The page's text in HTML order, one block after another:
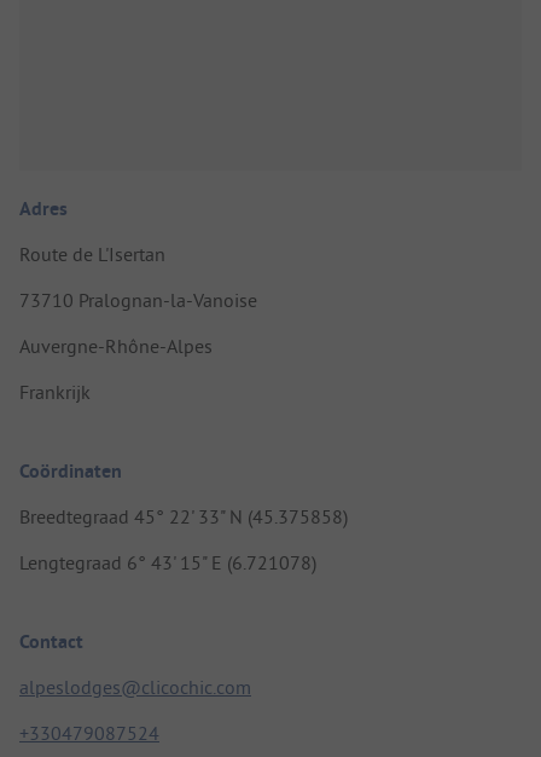
Adres
Route de L'Isertan
73710 Pralognan-la-Vanoise
Auvergne-Rhône-Alpes
Frankrijk
Coördinaten
Breedtegraad 45° 22' 33" N (45.375858)
Lengtegraad 6° 43' 15" E (6.721078)
Contact
alpeslodges@clicochic.com
+330479087524